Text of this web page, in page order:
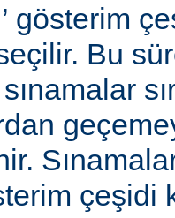
gösterim
Bu
çeşidi